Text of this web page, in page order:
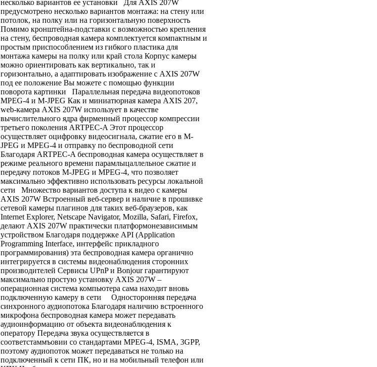
несколько вариантов ее установки Для AXIS 207W
предусмотрено несколько вариантов монтажа: на стену или
потолок, на полку или на горизонтальную поверхность
Помимо кронштейна-подставки с возможностью крепления
на стену, беспроводная камера комплектуется компактным и
простым приспособлением из гибкого пластика для
монтажа камеры на полку или край стола Корпус камеры
можно ориентировать как вертикально, так и
горизонтально, а адаптировать изображение с AXIS 207W
под ее положение Вы можете с помощью функции
поворота картинки Параллельная передача видеопотоков
MPEG-4 и M-JPEG Как и миниатюрная камера AXIS 207,
web-камера AXIS 207W использует в качестве
вычислительного ядра фирменный процессор компрессии
третьего поколения ARTPEC-A Этот процессор
осуществляет оцифровку видеосигнала, сжатие его в M-
JPEG и MPEG-4 и отправку по беспроводной сети
Благодаря ARTPEC-A беспроводная камера осуществляет в
режиме реального времени парамлыцаллельное сжатие и
передачу потоков M-JPEG и MPEG-4, что позволяет
максимально эффективно использовать ресурсы локальной
сети Множество вариантов доступа к видео с камеры
AXIS 207W Встроенный веб-сервер и наличие в прошивке
сетевой камеры плагинов для таких веб-браузеров, как
Internet Explorer, Netscape Navigator, Mozilla, Safari, Firefox,
делают AXIS 207W практически платформонезависимым
устройством Благодаря поддержке API (Application
Programming Interface, интерфейс прикладного
программирования) эта беспроводная камера органично
интегрируется в системы видеонаблюдения сторонних
производителей Сервисы UPnP и Bonjour гарантируют
максимально простую установку AXIS 207W –
операционная система компьютера сама находит вновь
подключенную камеру в сети Односторонняя передача
синхронного аудиопотока Благодаря наличию встроенного
микрофона беспроводная камера может передавать
аудиоинформацию от объекта видеонаблюдения к
оператору Передача звука осуществляется в
соответстаммъовии со стандартами MPEG-4, ISMA, 3GPP,
поэтому аудиопоток может передаваться не только на
подключенный к сети ПК, но и на мобильный телефон или